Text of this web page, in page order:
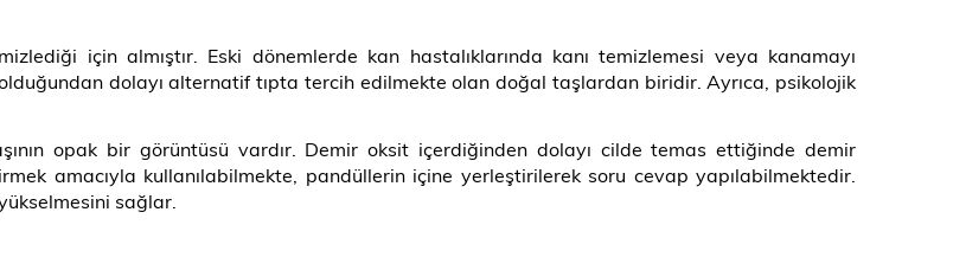
için almıştır. Eski dönemlerde kan hastalıklarında kanı temizlemesi veya kanamayı
dolayı alternatif tıpta tercih edilmekte olan doğal taşlardan biridir. Ayrıca, psikolojik
opak bir görüntüsü vardır. Demir oksit içerdiğinden dolayı cilde temas ettiğinde demir
amacıyla kullanılabilmekte, pandüllerin içine yerleştirilerek soru cevap yapılabilmektedir.
sağlar.